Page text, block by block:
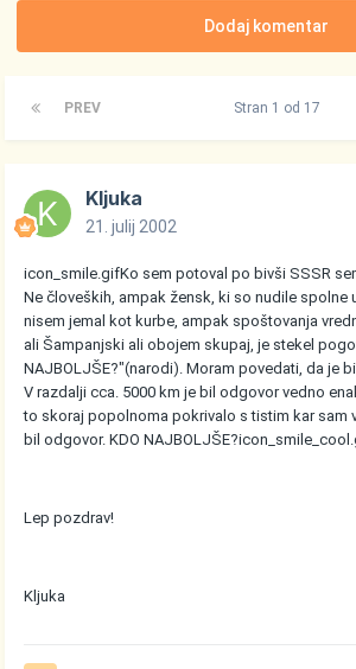
Dodaj komentar
PREV Stran 1 od 17
Kljuka
21. julij 2002
icon_smile.gifKo sem potoval po bivši SSSR
Ne človeških, ampak žensk, ki so nudile spolne
nisem jemal kot kurbe, ampak spoštovanja
ali Šampanjski ali obojem skupaj, je stekel
NAJBOLJŠE?"(narodi). Moram povedati, da je
V razdalji cca. 5000 km je bil odgovor vedno
to skoraj popolnoma pokrivalo s tistim kar sam
bil odgovor. KDO NAJBOLJŠE?
Lep pozdrav!
Kljuka